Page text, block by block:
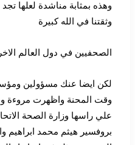
وهذه بمثابة مناشدة لعلها
وثقتنا في الله كبيرة
الصحفيين في دول العالم
لكن ايضا عنك مسؤولين
وقت المحنة واظهرت مروءة
علي راسها وزارة الصحة
بروفسير هيثم محمد ابراهيم